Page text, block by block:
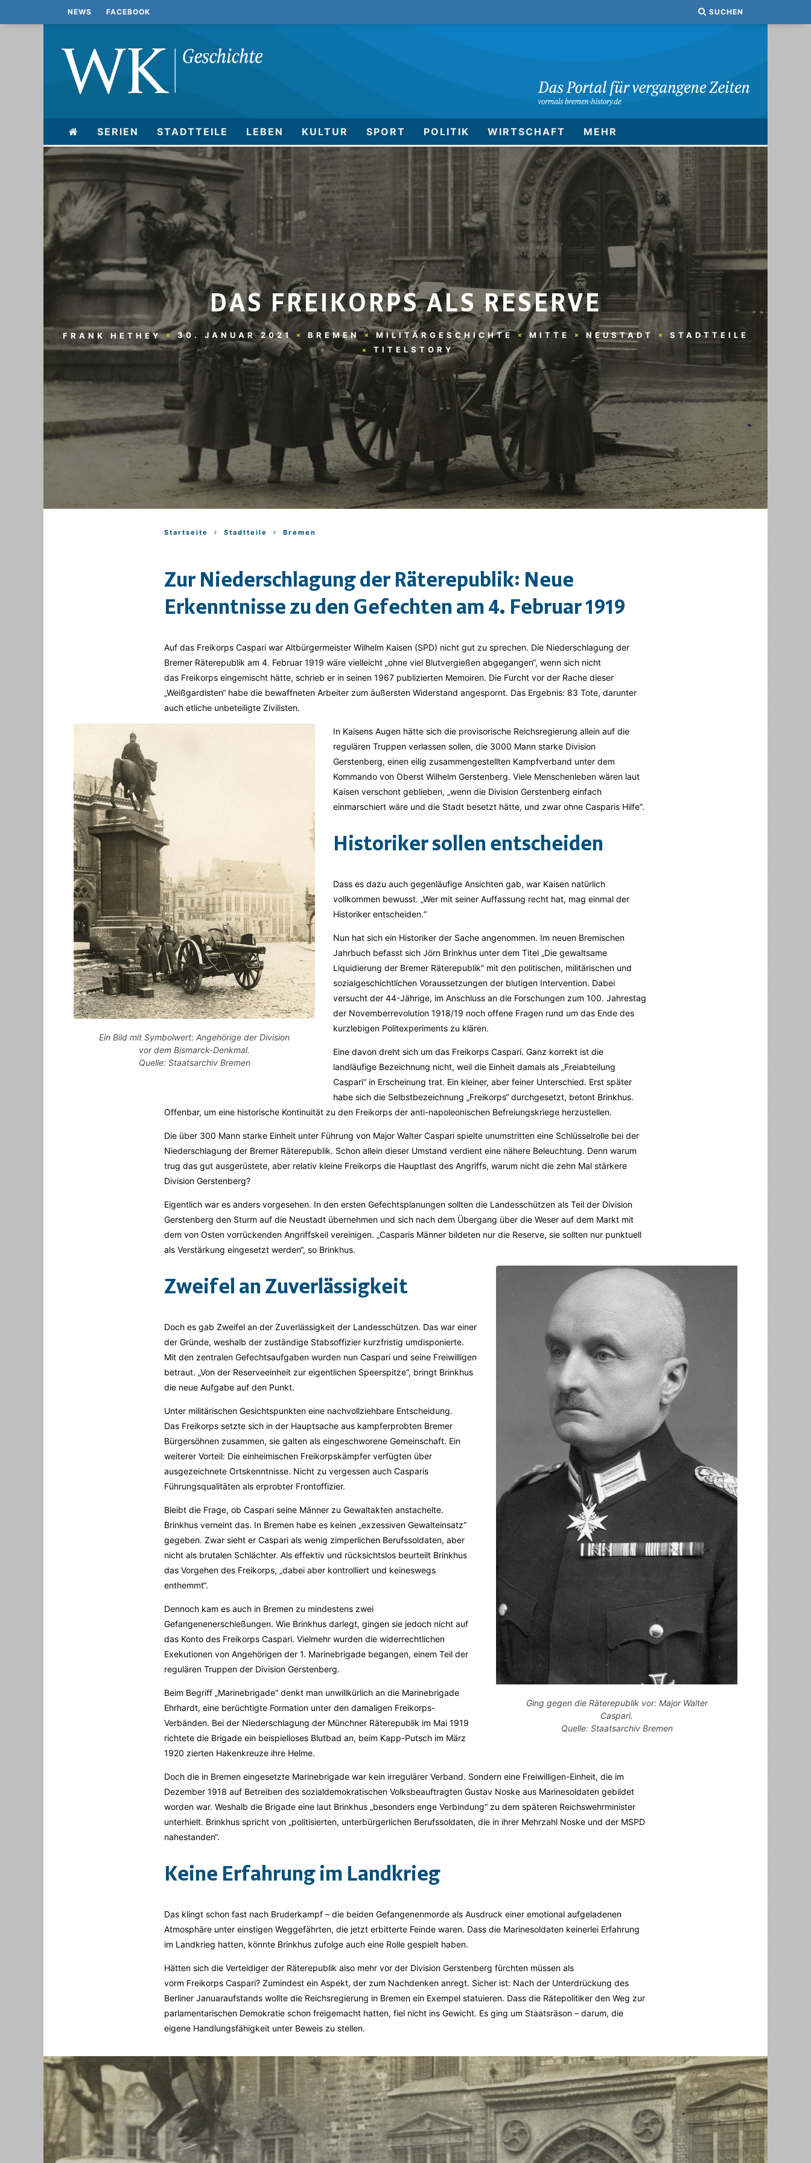
NEWS FACEBOOK SUCHEN
SERIEN STADTTEILE LEBEN KULTUR SPORT POLITIK WIRTSCHAFT MEHR
DAS FREIKORPS ALS RESERVE
FRANK HETHEY 30. JANUAR 2021 BREMEN MILITÄRGESCHICHTE MITTE NEUSTADT
STADTTEILE
TITELSTORY
Startseite Stadtteile Bremen
Zur Niederschlagung der Räterepublik: Neue
Erkenntnisse zu den Gefechten am 4. Februar 1919
Auf das Freikorps Caspari war Altbürgermeister Wilhelm Kaisen (SPD) nicht gut zu sprechen. Die Niederschlagung der
Bremer Räterepublik am 4. Februar 1919 wäre vielleicht „ohne viel Blutvergießen abgegangen“, wenn sich nicht
das Freikorps eingemischt hätte, schrieb er in seinen 1967 publizierten Memoiren. Die Furcht vor der Rache dieser
„Weißgardisten“ habe die bewaffneten Arbeiter zum äußersten Widerstand angespornt. Das Ergebnis: 83 Tote, darunter
auch etliche unbeteiligte Zivilisten.
Ein Bild mit Symbolwert: Angehörige der Division
vor dem Bismarck-Denkmal.
Quelle: Staatsarchiv Bremen
In Kaisens Augen hätte sich die provisorische Reichsregierung allein auf die
regulären Truppen verlassen sollen, die 3000 Mann starke Division
Gerstenberg, einen eilig zusammengestellten Kampfverband unter dem
Kommando von Oberst Wilhelm Gerstenberg. Viele Menschenleben wären laut
Kaisen verschont geblieben, „wenn die Division Gerstenberg einfach
einmarschiert wäre und die Stadt besetzt hätte, und zwar ohne Casparis Hilfe“.
Historiker sollen entscheiden
Dass es dazu auch gegenläufige Ansichten gab, war Kaisen natürlich
vollkommen bewusst. „Wer mit seiner Auffassung recht hat, mag einmal der
Historiker entscheiden.“
Nun hat sich ein Historiker der Sache angenommen. Im neuen Bremischen
Jahrbuch befasst sich Jörn Brinkhus unter dem Titel „Die gewaltsame
Liquidierung der Bremer Räterepublik“ mit den politischen, militärischen und
sozialgeschichtlichen Voraussetzungen der blutigen Intervention. Dabei
versucht der 44-Jährige, im Anschluss an die Forschungen zum 100. Jahrestag
der Novemberrevolution 1918/19 noch offene Fragen rund um das Ende des
kurzlebigen Politexperiments zu klären.
Eine davon dreht sich um das Freikorps ­Caspari. Ganz korrekt ist die
landläufige Bezeichnung nicht, weil die Einheit damals als „Freiabteilung
Caspari“ in Erscheinung trat. Ein kleiner, aber feiner Unterschied. Erst später
habe sich die Selbstbezeichnung „Freikorps“ durchgesetzt, betont Brinkhus.
Offenbar, um eine historische Kontinuität zu den Freikorps der anti-napoleonischen Befreiungskriege herzustellen.
Die über 300 Mann starke Einheit unter Führung von Major Walter Caspari spielte unumstritten eine Schlüsselrolle bei der
Niederschlagung der Bremer Räterepublik. Schon allein dieser Umstand verdient eine nähere Beleuchtung. Denn warum
trug das gut ausgerüstete, aber relativ kleine Freikorps die Hauptlast des Angriffs, warum nicht die zehn Mal stärkere
Division Gerstenberg?
Eigentlich war es anders vorgesehen. In den ersten Gefechtsplanungen sollten die Landesschützen als Teil der Division
Gerstenberg den Sturm auf die Neustadt übernehmen und sich nach dem Übergang über die Weser auf dem Markt mit
dem von Osten vorrückenden Angriffskeil vereinigen. ­„Casparis Männer bildeten nur die Reserve, sie sollten nur punktuell
als Verstärkung eingesetzt werden“, so Brinkhus.
Ging gegen die Räterepublik vor: Major Walter
Caspari.
Quelle: Staatsarchiv Bremen
Zweifel an Zuverlässigkeit
Doch es gab Zweifel an der Zuverlässigkeit der Landesschützen. Das war einer
der Gründe, weshalb der zuständige Stabsoffizier kurzfristig umdisponierte.
Mit den zentralen Gefechtsaufgaben wurden nun Caspari und seine Freiwilligen
betraut. „Von der Reserveeinheit zur eigentlichen Speerspitze“, bringt Brinkhus
die neue Aufgabe auf den Punkt.
Unter militärischen Gesichtspunkten eine nachvollziehbare Entscheidung.
Das Freikorps setzte sich in der Hauptsache aus kampferprobten Bremer
Bürgersöhnen zusammen, sie galten als eingeschworene Gemeinschaft. Ein
weiterer Vorteil: Die einheimischen Freikorpskämpfer verfügten über
ausgezeichnete Ortskenntnisse. Nicht zu vergessen auch Casparis
Führungsqualitäten als erprobter Frontoffizier.
Bleibt die Frage, ob Caspari seine Männer zu Gewaltakten anstachelte.
Brinkhus verneint das. In Bremen habe es keinen „exzessiven Gewalteinsatz“
gegeben. Zwar sieht er Caspari als wenig zimperlichen Berufssoldaten, aber
nicht als brutalen Schlächter. Als effektiv und rücksichtslos beurteilt Brinkhus
das Vorgehen des Freikorps, „dabei aber kontrolliert und keineswegs
enthemmt“.
Dennoch kam es auch in Bremen zu mindestens zwei
Gefangenenerschießungen. Wie Brinkhus darlegt, gingen sie jedoch nicht auf
das Konto des Freikorps Caspari. Vielmehr wurden die widerrechtlichen
Exekutionen von Angehörigen der 1. Marinebrigade begangen, einem Teil der
regulären Truppen der Division Gerstenberg.
Beim Begriff „Marinebrigade“ denkt man unwillkürlich an die Marinebrigade
Ehrhardt, eine berüchtigte Formation unter den damaligen Freikorps-
Verbänden. Bei der Niederschlagung der Münchner Räterepublik im Mai 1919
richtete die Brigade ein beispielloses Blutbad an, beim Kapp-Putsch im März
1920 zierten Hakenkreuze ihre Helme.
Doch die in Bremen eingesetzte Marinebrigade war kein irregulärer Verband. Sondern eine Freiwilligen-Einheit, die im
Dezember 1918 auf Betreiben des sozialdemokratischen Volksbeauftragten Gustav Noske aus Marinesoldaten gebildet
worden war. Weshalb die Brigade eine laut Brinkhus „besonders enge Verbindung“ zu dem späteren Reichswehrminister
unterhielt. Brinkhus spricht von „politisierten, unterbürgerlichen Berufssoldaten, die in ihrer Mehrzahl Noske und der MSPD
nahestanden“.
Keine Erfahrung im Landkrieg
Das klingt schon fast nach Bruderkampf – die beiden Gefangenenmorde als Ausdruck einer emotional aufgeladenen
Atmosphäre unter einstigen Weggefährten, die jetzt erbitterte Feinde waren. Dass die Marinesoldaten keinerlei Erfahrung
im Landkrieg hatten, könnte Brinkhus zufolge auch eine Rolle gespielt haben.
Hätten sich die Verteidiger der Räterepublik also mehr vor der Division Gerstenberg fürchten müssen als
vorm Freikorps Caspari? Zumindest ein Aspekt, der zum Nachdenken anregt. Sicher ist: Nach der Unterdrückung des
Berliner Januaraufstands wollte die Reichsregierung in Bremen ein Exempel statuieren. Dass die Rätepolitiker den Weg zur
parlamentarischen Demokratie schon freigemacht hatten, fiel nicht ins Gewicht. Es ging um Staatsräson – darum, die
eigene Handlungsfähigkeit unter Beweis zu stellen.